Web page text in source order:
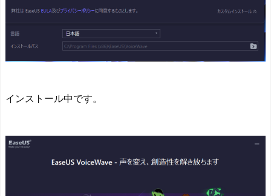
インストール中です。